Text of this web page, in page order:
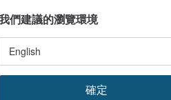
們建議的瀏覽環境
確定